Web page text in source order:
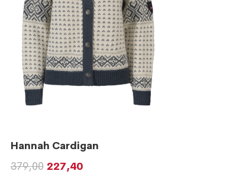
Hannah Cardigan
379,00 227,40